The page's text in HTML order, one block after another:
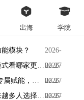
出海 学院
模块？
2026-
02-27
[新闻] 北京游戏代理公司怎么选？从合作模式看哪家更靠谱2026-
02-27
[新闻] 94SDK 包含哪些亮点功能？九四玩专属赋能，解锁手游运营新优势
2026-
02-27
[新闻] 从渠道博弈看行业红利：为什么越来越多人选择“九四玩游戏代理”？2026-